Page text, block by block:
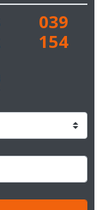
039
154